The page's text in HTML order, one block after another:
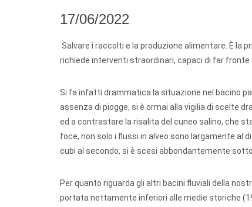
17/06/2022
Salvare i raccolti e la produzione alimentare. È la
richiede interventi straordinari, capaci di far fronte
Si fa infatti drammatica la situazione nel bacino
assenza di piogge, si è ormai alla vigilia di scelte
ed a contrastare la risalita del cuneo salino, che
foce, non solo i flussi in alveo sono largamente al
cubi al secondo, si è scesi abbondantemente
Per quanto riguarda gli altri bacini fluviali della
portata nettamente inferiori alle medie storiche